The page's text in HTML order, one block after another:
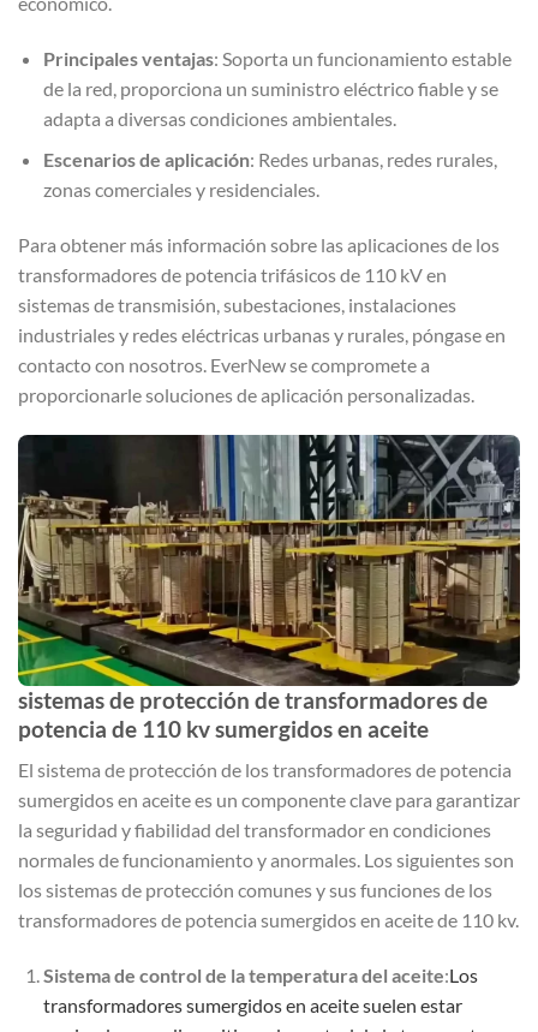
Principales ventajas: Soporta un funcionamiento estable
de la red, proporciona un suministro eléctrico fiable y se
adapta a diversas condiciones ambientales.
Escenarios de aplicación: Redes urbanas, redes rurales,
zonas comerciales y residenciales.
Para obtener más información sobre las aplicaciones de los
transformadores de potencia trifásicos de 110 kV en
sistemas de transmisión, subestaciones, instalaciones
industriales y redes eléctricas urbanas y rurales, póngase en
contacto con nosotros. EverNew se compromete a
proporcionarle soluciones de aplicación personalizadas.
sistemas de protección de transformadores de
potencia de 110 kv sumergidos en aceite
El sistema de protección de los transformadores de potencia
sumergidos en aceite es un componente clave para garantizar
la seguridad y fiabilidad del transformador en condiciones
normales de funcionamiento y anormales. Los siguientes son
los sistemas de protección comunes y sus funciones de los
transformadores de potencia sumergidos en aceite de 110 kv.
Sistema de control de la temperatura del aceite:Los
transformadores sumergidos en aceite suelen estar